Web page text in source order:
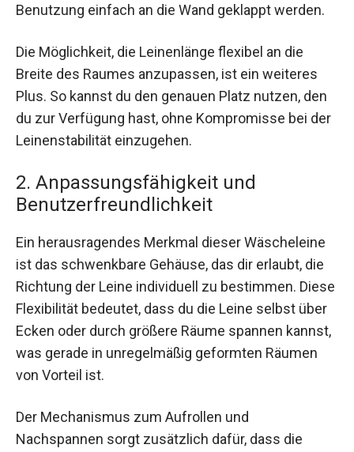
Benutzung einfach an die Wand geklappt werden.
Die Möglichkeit, die Leinenlänge flexibel an die
Breite des Raumes anzupassen, ist ein weiteres
Plus. So kannst du den genauen Platz nutzen, den
du zur Verfügung hast, ohne Kompromisse bei der
Leinenstabilität einzugehen.
2. Anpassungsfähigkeit und
Benutzerfreundlichkeit
Ein herausragendes Merkmal dieser Wäscheleine
ist das schwenkbare Gehäuse, das dir erlaubt, die
Richtung der Leine individuell zu bestimmen. Diese
Flexibilität bedeutet, dass du die Leine selbst über
Ecken oder durch größere Räume spannen kannst,
was gerade in unregelmäßig geformten Räumen
von Vorteil ist.
Der Mechanismus zum Aufrollen und
Nachspannen sorgt zusätzlich dafür, dass die